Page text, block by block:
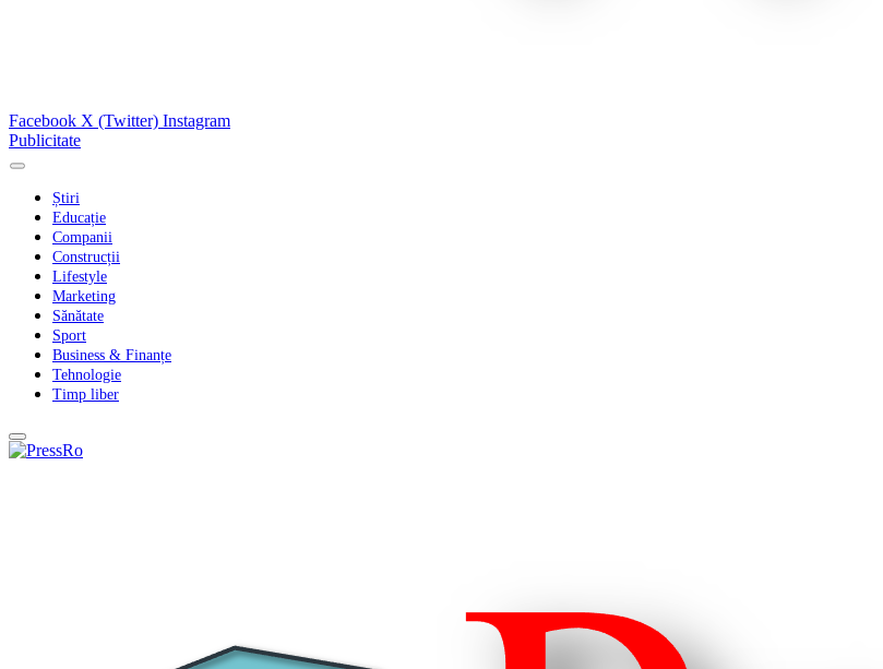
Facebook X (Twitter) Instagram
Publicitate
Știri
Educație
Companii
Construcții
Lifestyle
Marketing
Sănătate
Sport
Business & Finanțe
Tehnologie
Timp liber